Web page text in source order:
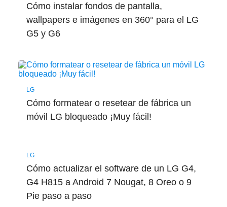
Cómo instalar fondos de pantalla,
wallpapers e imágenes en 360° para el LG
G5 y G6
LG
Cómo formatear o resetear de fábrica un
móvil LG bloqueado ¡Muy fácil!
LG
Cómo actualizar el software de un LG G4,
G4 H815 a Android 7 Nougat, 8 Oreo o 9
Pie paso a paso